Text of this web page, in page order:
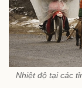
Nhiệt độ tại các